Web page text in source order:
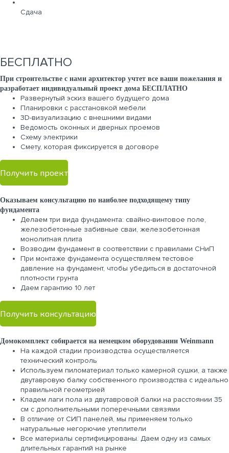
Сдача
БЕСПЛАТНО
При строительстве с нами архитектор учтет все ваши пожелания и
разработает индивидуальный проект дома БЕСПЛАТНО
Развернутый эскиз вашего будущего дома
Планировки с расстановкой мебели
3D-визуализацию с внешними видами
Ведомость оконных и дверных проемов
Cхему электрики
Cмету, которая фиксируется в договоре
Получить проект
Оказываем консультацию по наиболее подходящему типу
фундамента
Делаем три вида фундамента: свайно-винтовое поле,
железобетонные забивные сваи, железобетонная
монолитная плита
Возводим фундамент в соответствии с правилами СНиП
При монтаже фундамента осуществляем тестовое
давление на фундамент, чтобы убедиться в достаточной
плотности грунта
Даем гарантию 10 лет
Получить консультацию
Домокомплект собирается на немецком оборудовании Weinmann
На каждой стадии производства осуществляется
технический контроль
Используем пиломатериал только камерной сушки, а также
двутавровую балку собственного производства с идеально
правильной геометрией
Кладем лаги пола из двутавровой балки на расстоянии 35
см с дополнительными поперечными связями
В отличие от СИП панелей, мы применяем только
натуральные негорючие утеплители
Все материалы сертифицированы. Даем одну из самых
длительных гарантий на рынке